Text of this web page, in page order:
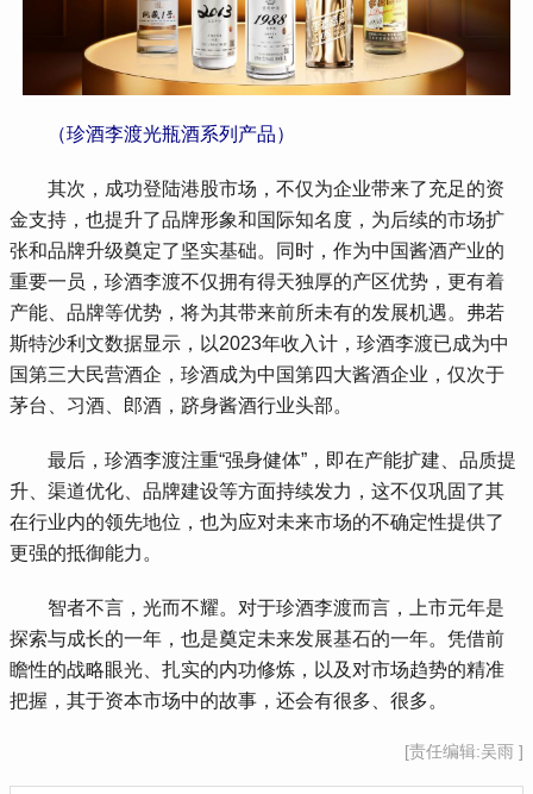
（珍酒李渡光瓶酒系列产品）
其次，成功登陆港股市场，不仅为企业带来了充足的资
金支持，也提升了品牌形象和国际知名度，为后续的市场扩
张和品牌升级奠定了坚实基础。同时，作为中国酱酒产业的
重要一员，珍酒李渡不仅拥有得天独厚的产区优势，更有着
产能、品牌等优势，将为其带来前所未有的发展机遇。弗若
斯特沙利文数据显示，以2023年收入计，珍酒李渡已成为中
国第三大民营酒企，珍酒成为中国第四大酱酒企业，仅次于
茅台、习酒、郎酒，跻身酱酒行业头部。
最后，珍酒李渡注重“强身健体”，即在产能扩建、品质提
升、渠道优化、品牌建设等方面持续发力，这不仅巩固了其
在行业内的领先地位，也为应对未来市场的不确定性提供了
更强的抵御能力。
智者不言，光而不耀。对于珍酒李渡而言，上市元年是
探索与成长的一年，也是奠定未来发展基石的一年。凭借前
瞻性的战略眼光、扎实的内功修炼，以及对市场趋势的精准
把握，其于资本市场中的故事，还会有很多、很多。
[责任编辑:吴雨 ]